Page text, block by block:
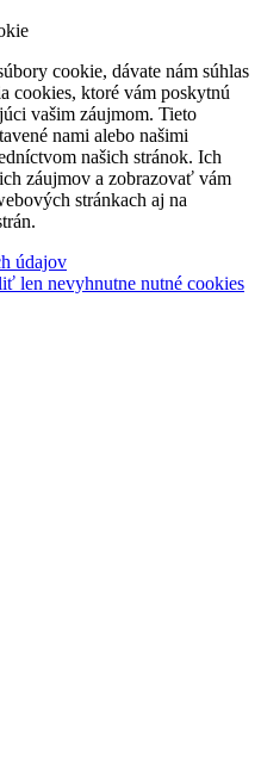
cookie, dávate nám súhlas
cookies, ktoré vám poskytnú
vašim záujmom. Tieto
nami alebo našimi
našich stránok. Ich
záujmov a zobrazovať vám
stránkach aj na
údajov
len nevyhnutne nutné cookies